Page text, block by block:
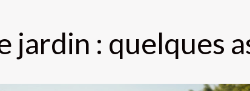
jardin : quelques